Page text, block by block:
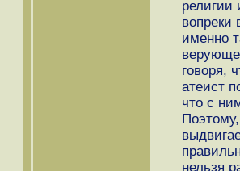
религии
вопреки
именно
говоря,
атеист
что с
нельзя